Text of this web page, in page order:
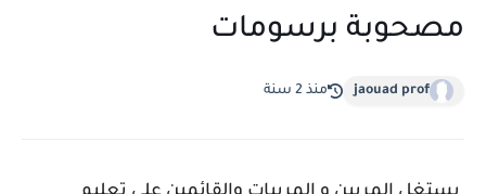
مصحوبة برسومات
jaouad prof منذ 2 سنة